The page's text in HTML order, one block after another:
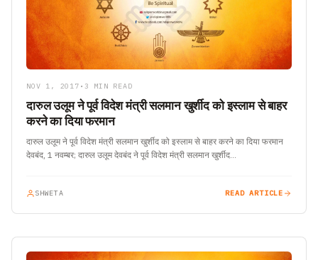
NOV 1, 2017 • 3 MIN READ
दारुल उलूम ने पूर्व विदेश मंत्री सलमान खुर्शीद को इस्लाम से बाहर
करने का दिया फरमान
दारुल उलूम ने पूर्व विदेश मंत्री सलमान खुर्शीद को इस्लाम से बाहर करने का दिया फरमान
देवबंद, 1 नवम्बर; दारुल उलूम देवबंद ने पूर्व विदेश मंत्री सलमान खुर्शीद…
SHWETA READ ARTICLE